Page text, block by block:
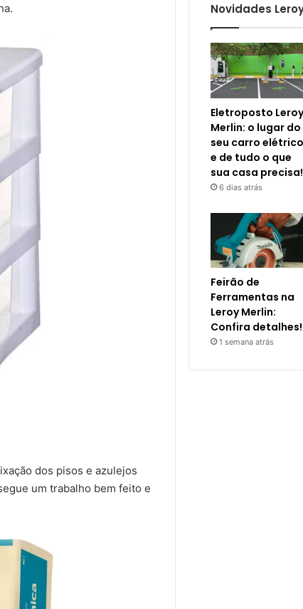
dos pisos e azulejos
um trabalho bem feito e
Novidades
Eletroposto Leroy
Merlin: o lugar do
seu carro elétrico
e de tudo o que
sua casa precisa!
6 dias atrás
Feirão de
Ferramentas na
Leroy Merlin:
Confira detalhes!
1 semana atrás